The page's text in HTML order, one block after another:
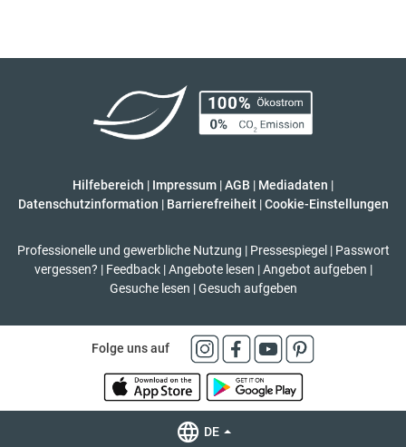
Hilfebereich | Impressum |AGB | Mediadaten |
Datenschutzinformation | Barrierefreiheit | Cookie-Einstellungen
Professionelle und gewerbliche Nutzung | Pressespiegel | Passwort
vergessen? | Feedback | Angebote lesen | Angebot aufgeben |
Gesuche lesen | Gesuch aufgeben
Folge uns auf
DE